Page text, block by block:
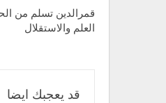
قمرالدين تسلم من
العلم والاستقلال
قد يعجبك ايضا